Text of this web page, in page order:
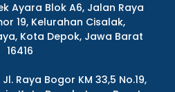
Ayara Blok A6, Jalan Raya
19, Kelurahan Cisalak,
Kota Depok, Jawa Barat
16416
Raya Bogor KM 33,5 No.19,